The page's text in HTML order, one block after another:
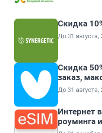
Скидка
До 31 августа,
Скидка
заказ,
До 31 августа,
Интернет
роуминга